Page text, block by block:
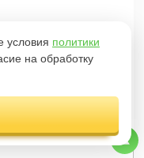
условия политики
на обработку